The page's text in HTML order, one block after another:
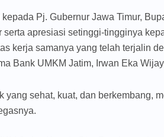
Pj. Gubernur Jawa Timur,
apresiasi setinggi-tingginya
kerja samanya yang telah terjalin
Bank UMKM Jatim, Irwan Eka
yang sehat, kuat, dan berkembang,